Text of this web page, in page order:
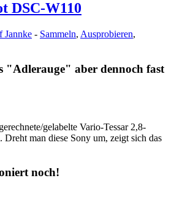
DSC-W110
Jannke - Sammeln, Ausprobieren,
"Adlerauge" aber dennoch fast
gelabelte Vario-Tessar 2,8-
man diese Sony um, zeigt sich das
noch!